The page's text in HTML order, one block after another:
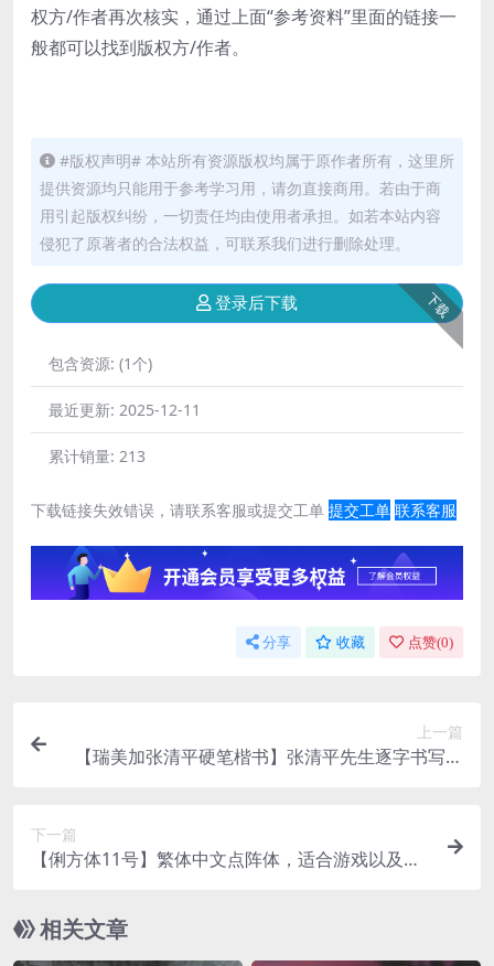
权方/作者再次核实，通过上面“参考资料”里面的链接一
般都可以找到版权方/作者。
#版权声明# 本站所有资源版权均属于原作者所有，这里所
提供资源均只能用于参考学习用，请勿直接商用。若由于商
用引起版权纠纷，一切责任均由使用者承担。如若本站内容
侵犯了原著者的合法权益，可联系我们进行删除处理。
下载
登录后下载
包含资源: (1个)
最近更新: 2025-12-11
累计销量: 213
下载链接失效错误，请联系客服或提交工单 提交工单 联系客服
分享 收藏 点赞(0)
上一篇
【瑞美加张清平硬笔楷书】张清平先生逐字书写楷
下一篇
【俐方体11号】繁体中文点阵体，适合游戏以及算
相关文章